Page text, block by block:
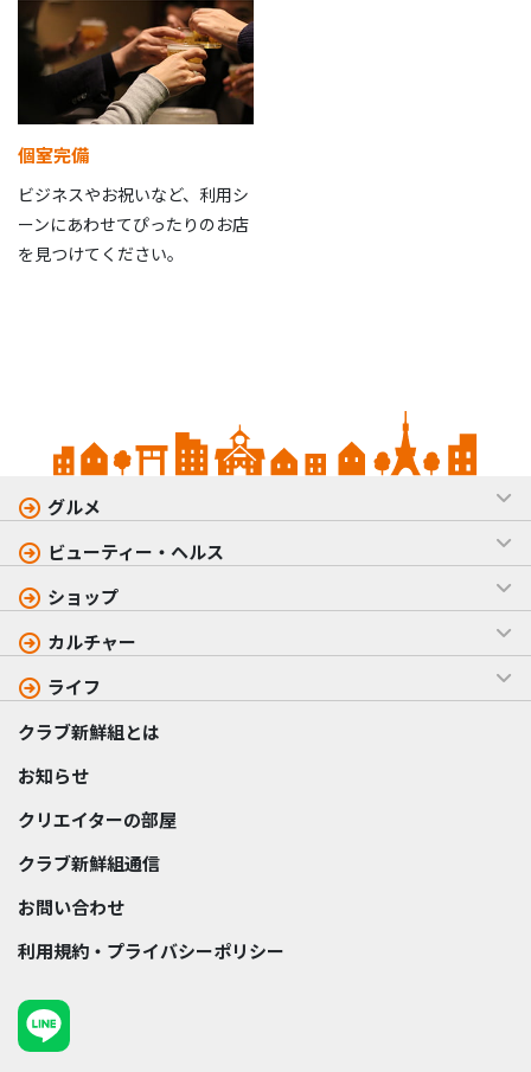
個室完備
ビジネスやお祝いなど、利用シ
ーンにあわせてぴったりのお店
を見つけてください。
グルメ
ビューティー・ヘルス
ショップ
カルチャー
ライフ
クラブ新鮮組とは
お知らせ
クリエイターの部屋
クラブ新鮮組通信
お問い合わせ
利用規約・プライバシーポリシー